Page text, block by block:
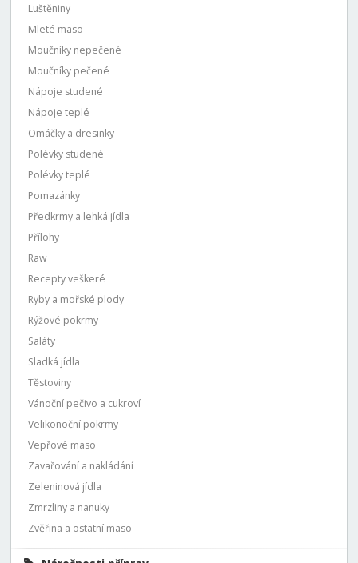
Luštěniny
Mleté maso
Moučníky nepečené
Moučníky pečené
Nápoje studené
Nápoje teplé
Omáčky a dresinky
Polévky studené
Polévky teplé
Pomazánky
Předkrmy a lehká jídla
Přílohy
Raw
Recepty veškeré
Ryby a mořské plody
Rýžové pokrmy
Saláty
Sladká jídla
Těstoviny
Vánoční pečivo a cukroví
Velikonoční pokrmy
Vepřové maso
Zavařování a nakládání
Zeleninová jídla
Zmrzliny a nanuky
Zvěřina a ostatní maso